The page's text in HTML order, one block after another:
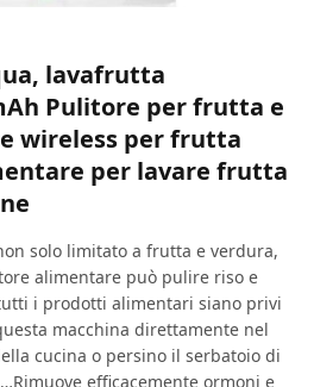
lavafrutta
Pulitore per frutta e
wireless per frutta
per lavare frutta
solo limitato a frutta e verdura,
alimentare può pulire riso e
i prodotti alimentari siano privi
macchina direttamente nel
cucina o persino il serbatoio di
efficacemente ormoni e